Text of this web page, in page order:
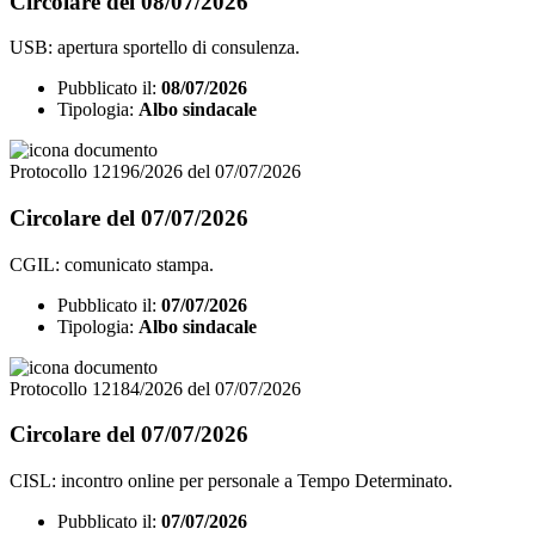
USB: apertura sportello di consulenza.
Pubblicato il: 08/07/2026
Tipologia: Albo sindacale
Protocollo 12196/2026 del 07/07/2026
Circolare del 07/07/2026
CGIL: comunicato stampa.
Pubblicato il: 07/07/2026
Tipologia: Albo sindacale
Protocollo 12184/2026 del 07/07/2026
Circolare del 07/07/2026
CISL: incontro online per personale a Tempo Determinato.
Pubblicato il: 07/07/2026